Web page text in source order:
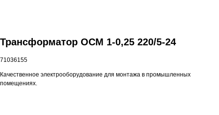
Трансформатор ОСМ 1-0,25 220/5-24
71036155
Качественное электрооборудование для монтажа в промышленных
помещениях.